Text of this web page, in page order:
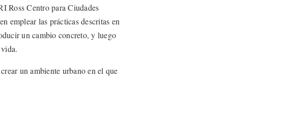
Ross Centro para Ciudades
emplear las prácticas descritas en
un cambio concreto, y luego
un ambiente urbano en el que